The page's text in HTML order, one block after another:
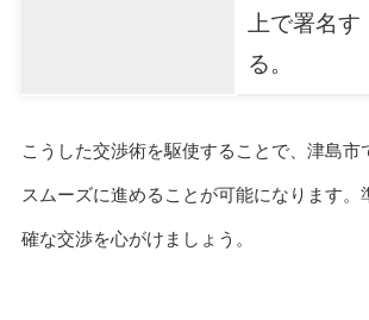
上で署名す
る。
こうした交渉術を駆使することで、津島市
スムーズに進めることが可能になります。
確な交渉を心がけましょう。